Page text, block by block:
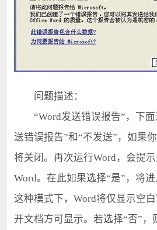
问题描述：
“Word发送错误报告”，下面
送错误报告”和“不发送”，如果
将关闭。再次运行Word，会提
Word。在此如果选择“是”，将
这种模式下，Word将仅显示空
开文档方可显示。若选择“否”，